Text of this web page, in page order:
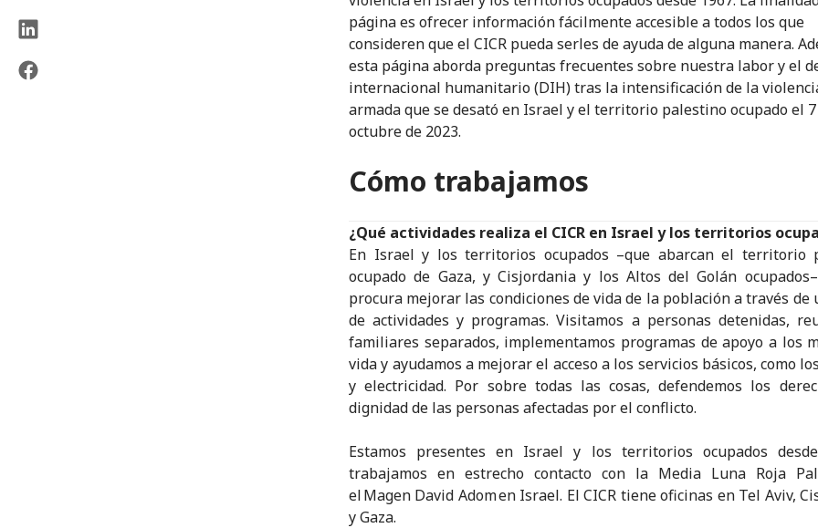
página es ofrecer información fácilmente accesible a todos los que
consideren que el CICR pueda serles de ayuda de alguna manera.
esta página aborda preguntas frecuentes sobre nuestra labor y el
internacional humanitario (DIH) tras la intensificación de la
armada que se desató en Israel y el territorio palestino ocupado el
octubre de 2023.
Cómo trabajamos
¿Qué actividades realiza el CICR en Israel y los territorios
En Israel y los territorios ocupados –que abarcan el territorio
ocupado de Gaza, y Cisjordania y los Altos del Golán
procura mejorar las condiciones de vida de la población a través de
de actividades y programas. Visitamos a personas detenidas,
familiares separados, implementamos programas de apoyo a los
vida y ayudamos a mejorar el acceso a los servicios básicos, como
y electricidad. Por sobre todas las cosas, defendemos los
dignidad de las personas afectadas por el conflicto.
Estamos presentes en Israel y los territorios ocupados
trabajamos en estrecho contacto con la Media Luna Roja
el Magen David Adom en Israel. El CICR tiene oficinas en Tel Aviv,
y Gaza.